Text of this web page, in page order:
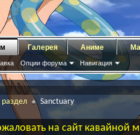
Опции форума Навигация
Галерея Аниме
Sanctuary
на сайт кавайной